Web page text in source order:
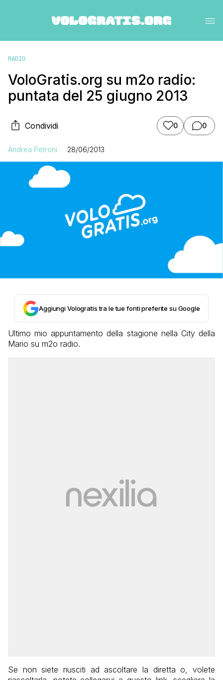
RADIO
VoloGratis.org su m2o radio:
puntata del 25 giugno 2013
Condividi 0 0
Andrea Petroni 28/06/2013
Aggiungi Vologratis tra le tue fonti preferite su Google
Ultimo mio appuntamento della stagione nella City della
Mario su m2o radio.
Se non siete riusciti ad ascoltare la diretta o, volete